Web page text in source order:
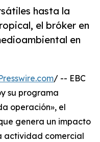
hasta la
el bróker en
en
/ -- EBC
su programa
operación», el
genera un impacto
actividad comercial